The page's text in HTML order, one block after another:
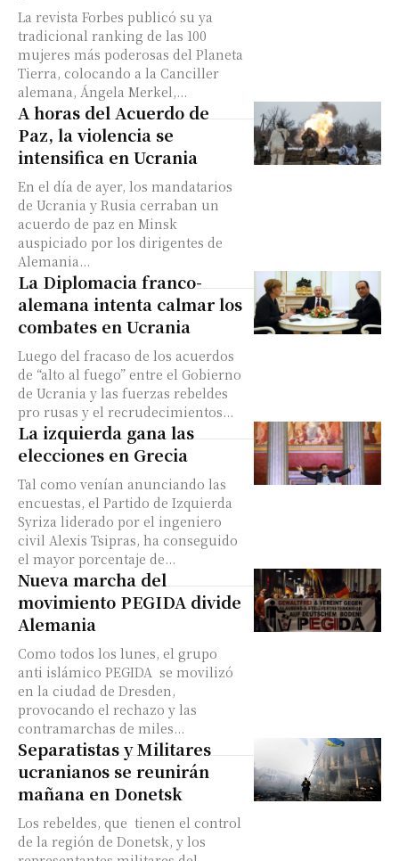
La revista Forbes publicó su ya
tradicional ranking de las 100
mujeres más poderosas del Planeta
Tierra, colocando a la Canciller
alemana, Ángela Merkel,...
A horas del Acuerdo de
Paz, la violencia se
intensifica en Ucrania
En el día de ayer, los mandatarios
de Ucrania y Rusia cerraban un
acuerdo de paz en Minsk
auspiciado por los dirigentes de
Alemania...
La Diplomacia franco-
alemana intenta calmar los
combates en Ucrania
Luego del fracaso de los acuerdos
de “alto al fuego” entre el Gobierno
de Ucrania y las fuerzas rebeldes
pro rusas y el recrudecimientos...
La izquierda gana las
elecciones en Grecia
Tal como venían anunciando las
encuestas, el Partido de Izquierda
Syriza liderado por el ingeniero
civil Alexis Tsipras, ha conseguido
el mayor porcentaje de...
Nueva marcha del
movimiento PEGIDA divide
Alemania
Como todos los lunes, el grupo
anti islámico PEGIDA se movilizó
en la ciudad de Dresden,
provocando el rechazo y las
contramarchas de miles...
Separatistas y Militares
ucranianos se reunirán
mañana en Donetsk
Los rebeldes, que tienen el control
de la región de Donetsk, y los